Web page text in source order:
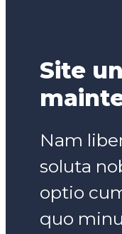
Site
Nam
soluta
optio
quo